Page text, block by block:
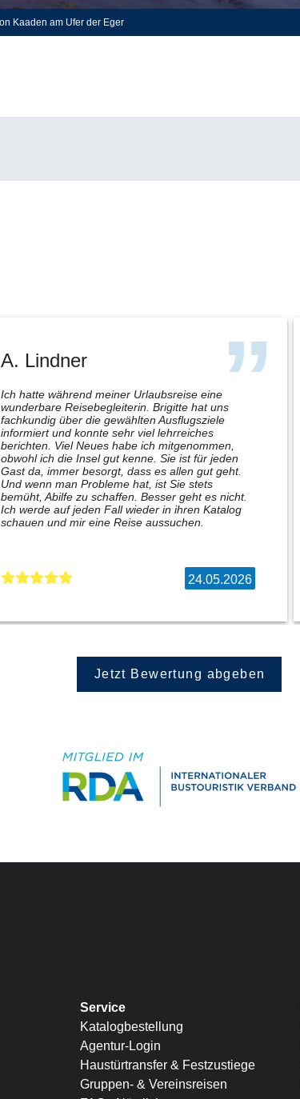
Kaaden am Ufer der Eger
A. Lindner
Ich hatte während meiner Urlaubsreise eine
wunderbare Reisebegleiterin. Brigitte hat uns
fachkundig über die gewählten Ausflugsziele
informiert und konnte sehr viel lehrreiches
berichten. Viel Neues habe ich mitgenommen,
obwohl ich die Insel gut kenne. Sie ist für jeden
Gast da, immer besorgt, dass es allen gut geht.
Und wenn man Probleme hat, ist Sie stets
bemüht, Abilfe zu schaffen. Besser geht es nicht.
Ich werde auf jeden Fall wieder in ihren Katalog
schauen und mir eine Reise aussuchen.
24.05.2026
Jetzt Bewertung abgeben
Service
Katalogbestellung
Agentur-Login
Haustürtransfer & Festzustiege
Gruppen- & Vereinsreisen